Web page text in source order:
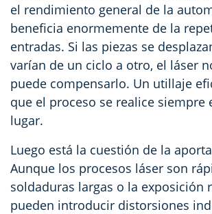
el rendimiento general de la
beneficia enormemente de la
entradas. Si las piezas se
varían de un ciclo a otro, el láser
puede compensarlo. Un utillaje
que el proceso se realice siempre
lugar.
Luego está la cuestión de la
Aunque los procesos láser son
soldaduras largas o la exposición
pueden introducir distorsiones